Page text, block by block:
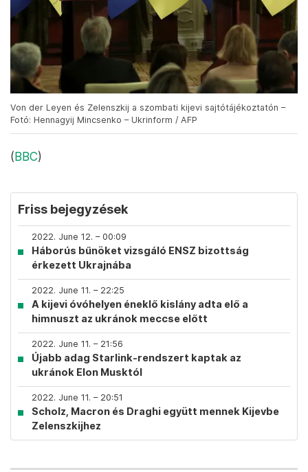
Von der Leyen és Zelenszkij a szombati kijevi sajtótájékoztatón –
Fotó: Hennagyij Mincsenko – Ukrinform / AFP
(BBC)
Friss bejegyzések
2022. June 12. – 00:09
Háborús bűnöket vizsgáló ENSZ bizottság
érkezett Ukrajnába
2022. June 11. – 22:25
A kijevi óvóhelyen éneklő kislány adta elő a
himnuszt az ukránok meccse előtt
2022. June 11. – 21:56
Újabb adag Starlink-rendszert kaptak az
ukránok Elon Musktól
2022. June 11. – 20:51
Scholz, Macron és Draghi együtt mennek Kijevbe
Zelenszkijhez